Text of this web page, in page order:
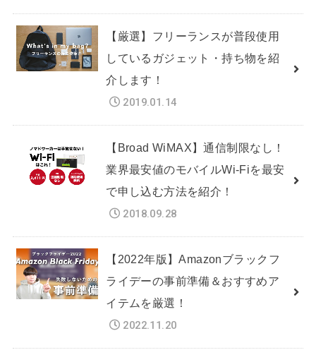
【厳選】フリーランスが普段使用
しているガジェット・持ち物を紹
介します！
2019.01.14
【Broad WiMAX】通信制限なし！
業界最安値のモバイルWi-Fiを最安
で申し込む方法を紹介！
2018.09.28
【2022年版】Amazonブラックフ
ライデーの事前準備＆おすすめア
イテムを厳選！
2022.11.20